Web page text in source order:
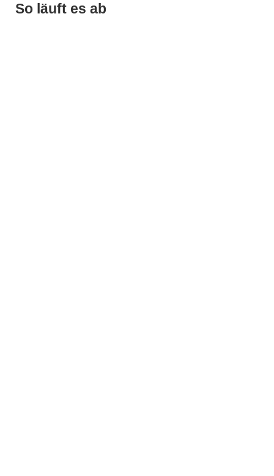
So läuft es ab